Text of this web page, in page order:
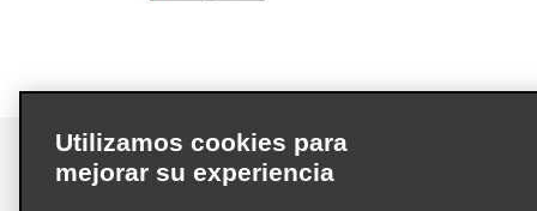
Utilizamos cookies para
mejorar su experiencia